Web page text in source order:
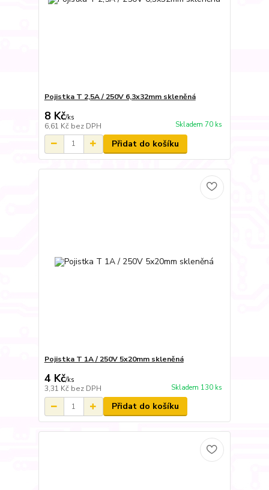
Pojistka T 2,5A / 250V 6,3x32mm skleněná
8 Kč/ks
6,61 Kč bez DPH Skladem 70 ks
Přidat do košíku
Pojistka T 1A / 250V 5x20mm skleněná
4 Kč/ks
3,31 Kč bez DPH Skladem 130 ks
Přidat do košíku